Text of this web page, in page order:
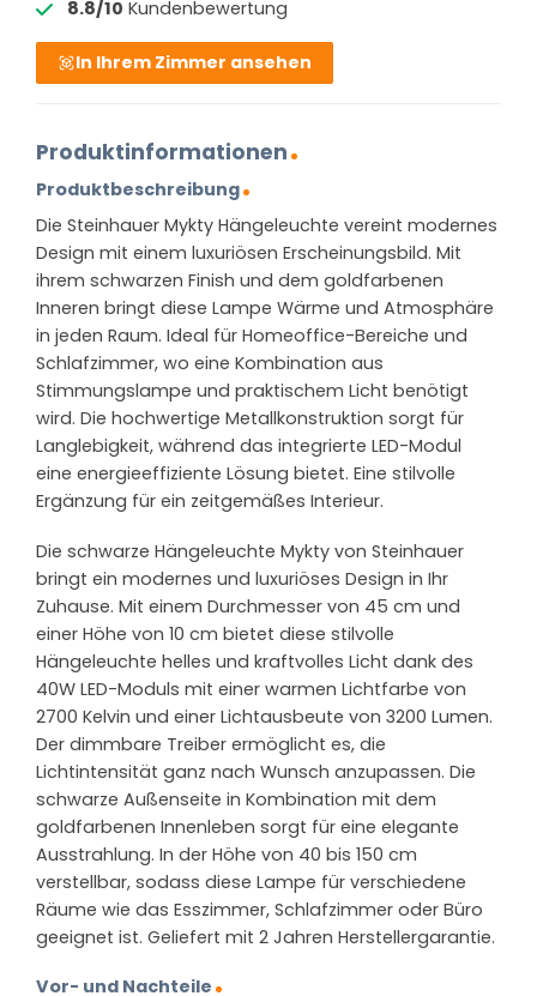
8.8/10 Kundenbewertung
In Ihrem Zimmer ansehen
Produktinformationen
Produktbeschreibung
Die Steinhauer Mykty Hängeleuchte vereint modernes
Design mit einem luxuriösen Erscheinungsbild. Mit
ihrem schwarzen Finish und dem goldfarbenen
Inneren bringt diese Lampe Wärme und Atmosphäre
in jeden Raum. Ideal für Homeoffice-Bereiche und
Schlafzimmer, wo eine Kombination aus
Stimmungslampe und praktischem Licht benötigt
wird. Die hochwertige Metallkonstruktion sorgt für
Langlebigkeit, während das integrierte LED-Modul
eine energieeffiziente Lösung bietet. Eine stilvolle
Ergänzung für ein zeitgemäßes Interieur.
Die schwarze Hängeleuchte Mykty von Steinhauer
bringt ein modernes und luxuriöses Design in Ihr
Zuhause. Mit einem Durchmesser von 45 cm und
einer Höhe von 10 cm bietet diese stilvolle
Hängeleuchte helles und kraftvolles Licht dank des
40W LED-Moduls mit einer warmen Lichtfarbe von
2700 Kelvin und einer Lichtausbeute von 3200 Lumen.
Der dimmbare Treiber ermöglicht es, die
Lichtintensität ganz nach Wunsch anzupassen. Die
schwarze Außenseite in Kombination mit dem
goldfarbenen Innenleben sorgt für eine elegante
Ausstrahlung. In der Höhe von 40 bis 150 cm
verstellbar, sodass diese Lampe für verschiedene
Räume wie das Esszimmer, Schlafzimmer oder Büro
geeignet ist. Geliefert mit 2 Jahren Herstellergarantie.
Vor- und Nachteile